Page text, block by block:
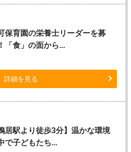
保育園の栄養士リーダーを募
「食」の面から...
詳細を見る
居駅より徒歩3分】温かな環境
で子どもたち...